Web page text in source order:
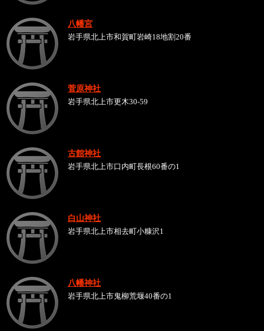
八幡宮
岩手県北上市和賀町岩崎18地割20番
菅原神社
岩手県北上市更木30-59
古館神社
岩手県北上市口内町長根60番の1
白山神社
岩手県北上市相去町小糠沢1
八幡神社
岩手県北上市鬼柳荒堰40番の1